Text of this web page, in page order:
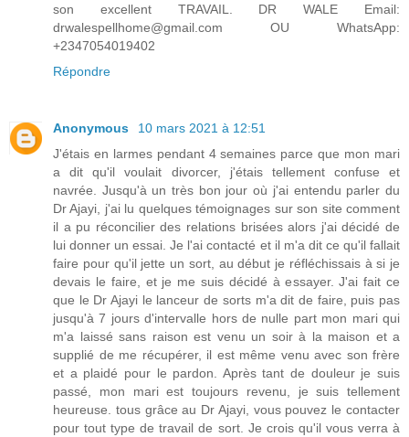
son excellent TRAVAIL. DR WALE Email:
drwalespellhome@gmail.com OU WhatsApp:
+2347054019402
Répondre
Anonymous
10 mars 2021 à 12:51
J'étais en larmes pendant 4 semaines parce que mon mari
a dit qu'il voulait divorcer, j'étais tellement confuse et
navrée. Jusqu'à un très bon jour où j'ai entendu parler du
Dr Ajayi, j'ai lu quelques témoignages sur son site comment
il a pu réconcilier des relations brisées alors j'ai décidé de
lui donner un essai. Je l'ai contacté et il m'a dit ce qu'il fallait
faire pour qu'il jette un sort, au début je réfléchissais à si je
devais le faire, et je me suis décidé à essayer. J'ai fait ce
que le Dr Ajayi le lanceur de sorts m'a dit de faire, puis pas
jusqu'à 7 jours d'intervalle hors de nulle part mon mari qui
m'a laissé sans raison est venu un soir à la maison et a
supplié de me récupérer, il est même venu avec son frère
et a plaidé pour le pardon. Après tant de douleur je suis
passé, mon mari est toujours revenu, je suis tellement
heureuse. tous grâce au Dr Ajayi, vous pouvez le contacter
pour tout type de travail de sort. Je crois qu'il vous verra à